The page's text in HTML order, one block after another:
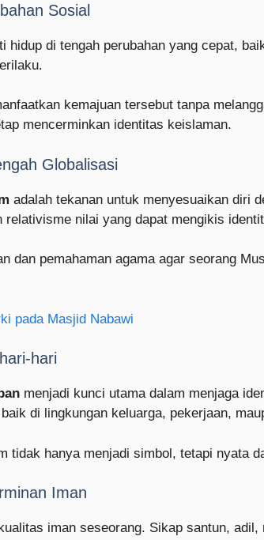
Sosial
hidup di tengah perubahan yang cepat,
kemajuan tersebut tanpa
mencerminkan identitas keislaman.
Globalisasi
adalah tekanan untuk menyesuaikan diri
nilai yang dapat mengikis
dan pemahaman agama agar seorang
pada Masjid Nabawi
hari
menjadi kunci utama dalam menjaga
di lingkungan keluarga, pekerjaan,
tidak hanya menjadi simbol, tetapi nyata
Iman
iman seseorang. Sikap santun,